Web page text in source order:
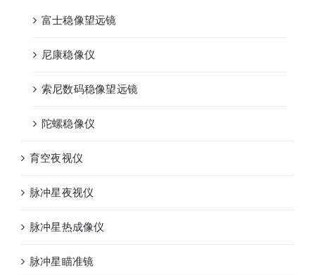
富士稳像望远镜
尼康稳像仪
索尼数码稳像望远镜
陀螺稳像仪
育空夜视仪
脉冲星夜视仪
脉冲星热成像仪
脉冲星瞄准镜